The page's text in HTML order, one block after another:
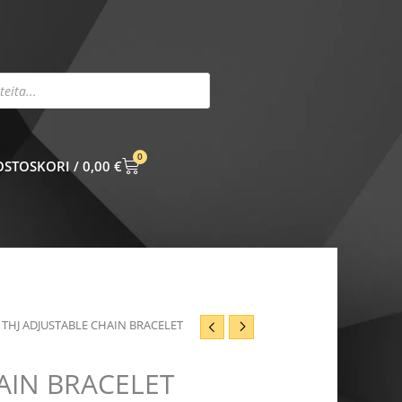
0,00 €
0
CART
ADJUSTABLE CHAIN BRACELET
BRACELET